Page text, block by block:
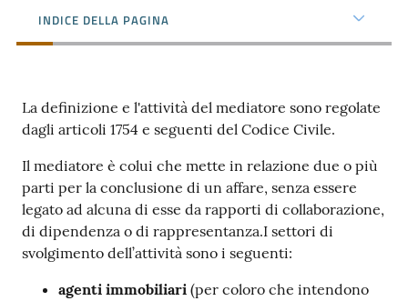
l'Impresa
e
Tutelare
l'Impresa
e
il
Consumatore
INDICE DELLA PAGINA
La definizione e l'attività del mediatore sono regolate
dagli articoli 1754 e seguenti del Codice Civile.
Il mediatore è colui che mette in relazione due o più
parti per la conclusione di un affare, senza essere
legato ad alcuna di esse da rapporti di collaborazione,
di dipendenza o di rappresentanza.I settori di
svolgimento dell’attività sono i seguenti:
agenti immobiliari (per coloro che intendono